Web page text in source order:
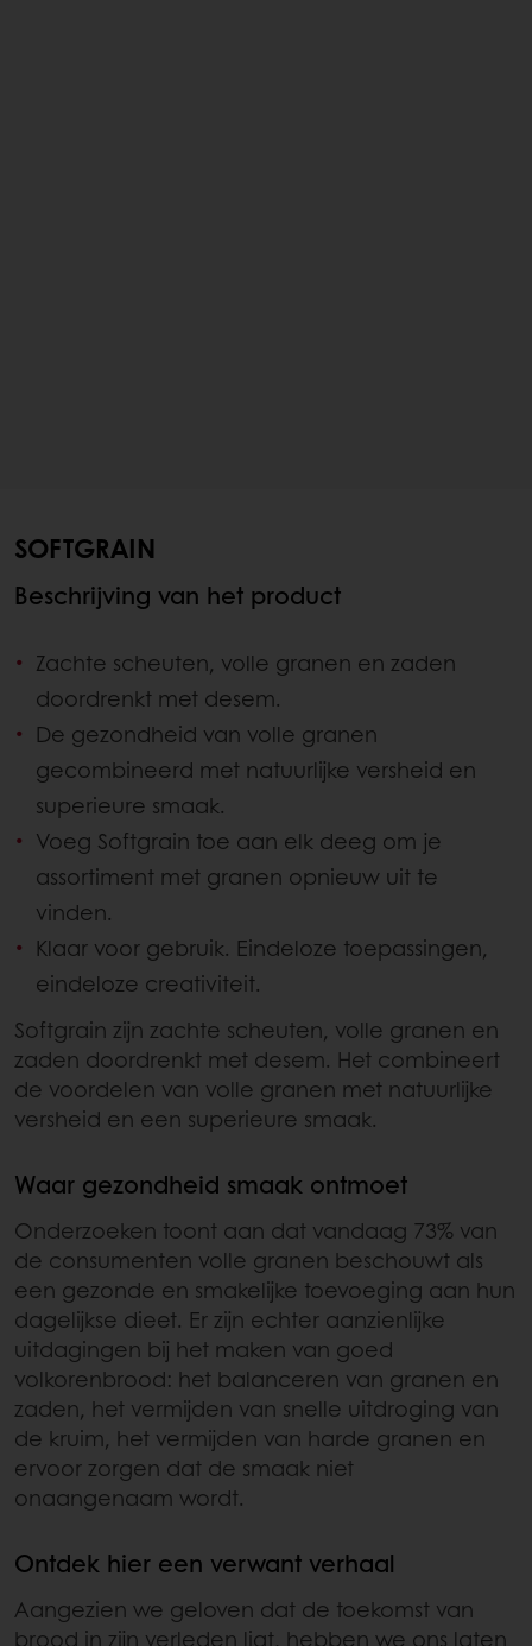
SOFTGRAIN
Beschrijving van het product
Zachte scheuten, volle granen en zaden
doordrenkt met desem.
De gezondheid van volle granen
gecombineerd met natuurlijke versheid en
superieure smaak.
Voeg Softgrain toe aan elk deeg om je
assortiment met granen opnieuw uit te
vinden.
Klaar voor gebruik. Eindeloze toepassingen,
eindeloze creativiteit.
Softgrain zijn zachte scheuten, volle granen en
zaden doordrenkt met desem. Het combineert
de voordelen van volle granen met natuurlijke
versheid en een superieure smaak.
Waar gezondheid smaak ontmoet
Onderzoeken toont aan dat vandaag 73% van
de consumenten volle granen beschouwt als
een gezonde en smakelijke toevoeging aan hun
dagelijkse dieet. Er zijn echter aanzienlijke
uitdagingen bij het maken van goed
volkorenbrood: het balanceren van granen en
zaden, het vermijden van snelle uitdroging van
de kruim, het vermijden van harde granen en
ervoor zorgen dat de smaak niet
onaangenaam wordt.
Ontdek hier een verwant verhaal
Aangezien we geloven dat de toekomst van
brood in zijn verleden ligt, hebben we ons laten